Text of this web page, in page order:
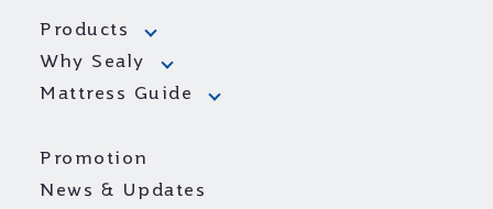
Products
Why Sealy
Mattress Guide
Promotion
News & Updates